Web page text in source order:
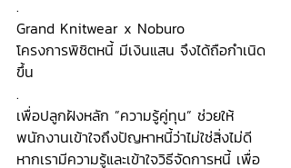
.
Grand Knitwear x Noburo
โครงการพิชิตหนี้ มีเงินแสน จึงได้ถือกำเนิด
ขึ้น
.
เพื่อปลูกฝังหลัก ”ความรู้คู่ทุน” ช่วยให้
พนักงานเข้าใจถึงปัญหาหนี้ว่าไม่ใช่สิ่งไม่ดี
หากเรามีความรู้และเข้าใจวิธีจัดการหนี้ เพื่อ